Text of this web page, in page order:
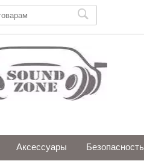
Аксессуары Безопасность